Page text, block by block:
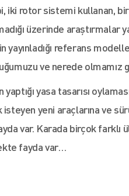
iki rotor sistemi kullanan,
üzerinde araştırmalar
yayınladığı referans
ve nerede olmamız
yasa tasarısı
yeni araçlarına ve
var. Karada birçok farklı
fayda var…